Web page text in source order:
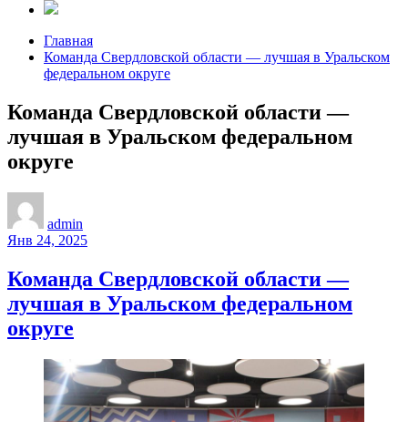
Главная
Команда Свердловской области — лучшая в Уральском
федеральном округе
Команда Свердловской области —
лучшая в Уральском федеральном
округе
admin
Янв 24, 2025
Команда Свердловской области —
лучшая в Уральском федеральном
округе